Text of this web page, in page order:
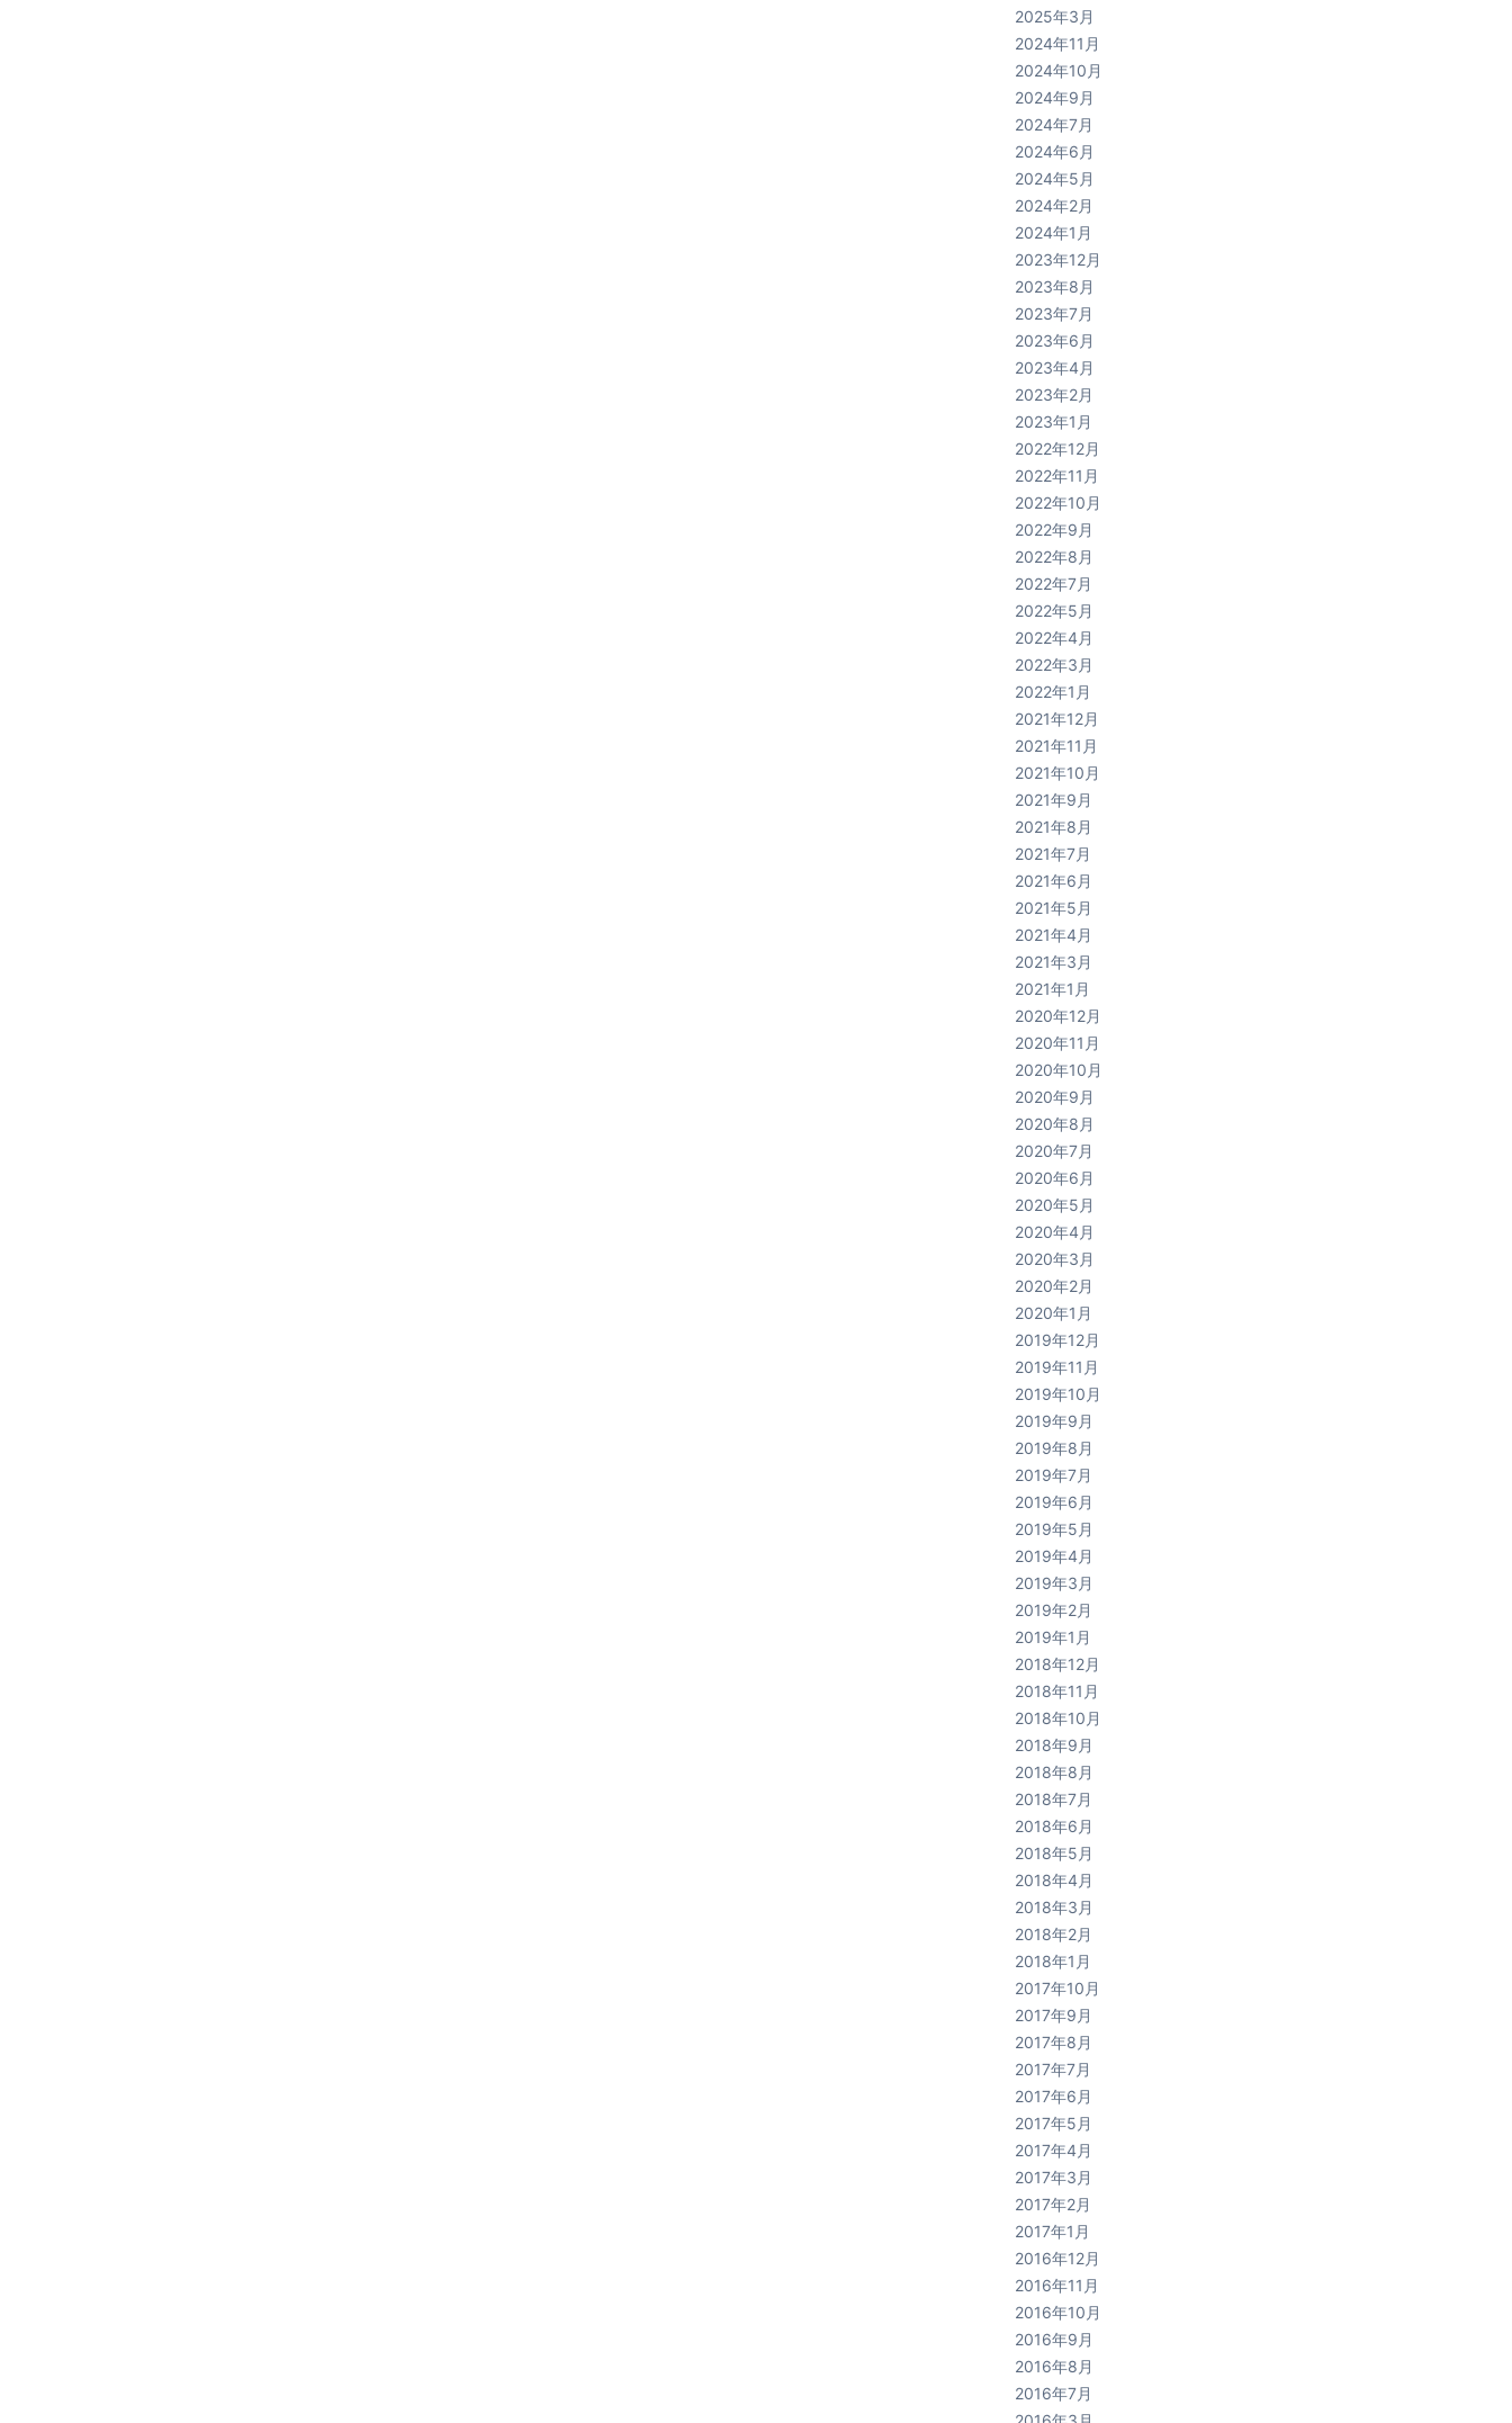
2025年3月
2024年11月
2024年10月
2024年9月
2024年7月
2024年6月
2024年5月
2024年2月
2024年1月
2023年12月
2023年8月
2023年7月
2023年6月
2023年4月
2023年2月
2023年1月
2022年12月
2022年11月
2022年10月
2022年9月
2022年8月
2022年7月
2022年5月
2022年4月
2022年3月
2022年1月
2021年12月
2021年11月
2021年10月
2021年9月
2021年8月
2021年7月
2021年6月
2021年5月
2021年4月
2021年3月
2021年1月
2020年12月
2020年11月
2020年10月
2020年9月
2020年8月
2020年7月
2020年6月
2020年5月
2020年4月
2020年3月
2020年2月
2020年1月
2019年12月
2019年11月
2019年10月
2019年9月
2019年8月
2019年7月
2019年6月
2019年5月
2019年4月
2019年3月
2019年2月
2019年1月
2018年12月
2018年11月
2018年10月
2018年9月
2018年8月
2018年7月
2018年6月
2018年5月
2018年4月
2018年3月
2018年2月
2018年1月
2017年10月
2017年9月
2017年8月
2017年7月
2017年6月
2017年5月
2017年4月
2017年3月
2017年2月
2017年1月
2016年12月
2016年11月
2016年10月
2016年9月
2016年8月
2016年7月